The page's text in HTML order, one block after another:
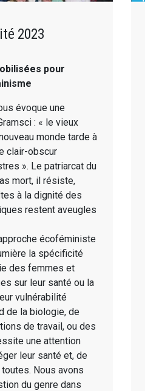
2023
pour
évoque une
: « le vieux
monde tarde à
clair-obscur
». Le patriarcat du
mort, il résiste,
à la dignité des
restent aveugles
écoféministe
la spécificité
des femmes et
sur leur santé ou la
vulnérabilité
de la biologie, de
de travail, ou des
une attention
leur santé et, de
Nous avons
du genre dans